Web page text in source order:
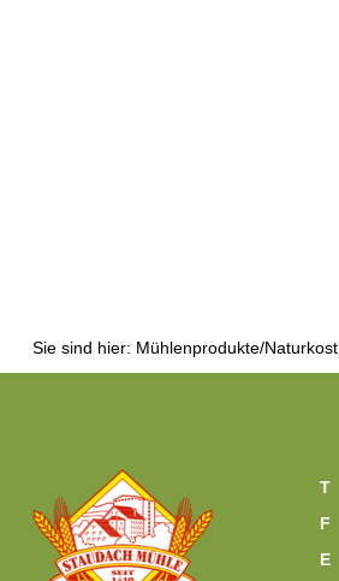
Sie sind hier: Mühlenprodukte/Naturkost